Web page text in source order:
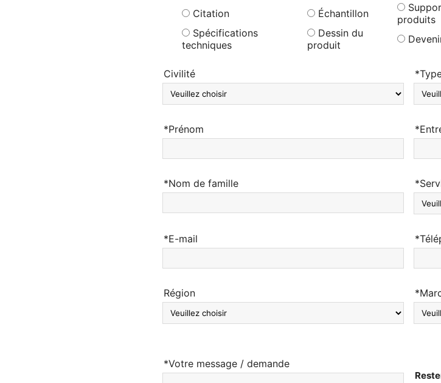
Citation Échantillon
produits
Spécifications
techniques
Dessin du
produit
Civilité
*Prénom
*Nom de famille
*E-mail
Région
*Votre message / demande